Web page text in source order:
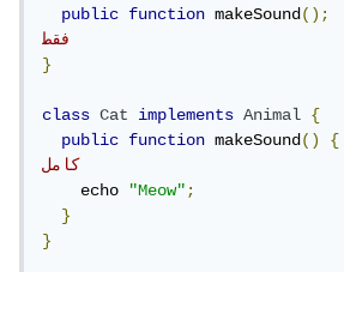
public
function makeSound();
فقط
}
class Cat implements Animal
{
public
function makeSound() {
كامل
    echo
"Meow";
}
}